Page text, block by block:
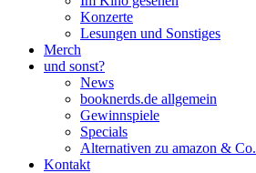
Konzerte
Lesungen und Sonstiges
Merch
und sonst?
News
booknerds.de allgemein
Gewinnspiele
Specials
Alternativen zu amazon & Co.
Kontakt